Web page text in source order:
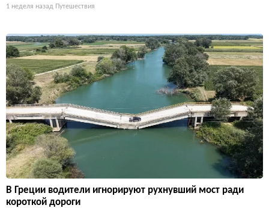
1 неделя назад Путешествия
В Греции водители игнорируют рухнувший мост ради
короткой дороги